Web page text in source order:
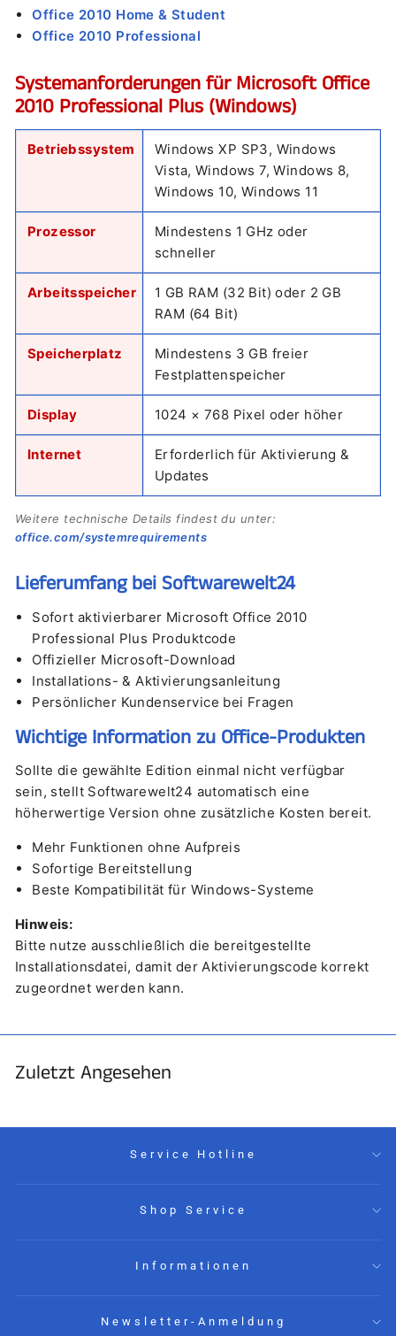
Office 2010 Home & Student
Office 2010 Professional
Systemanforderungen für Microsoft Office
2010 Professional Plus (Windows)
Betriebssystem
Windows XP SP3, Windows
Vista, Windows 7, Windows 8,
Windows 10, Windows 11
Prozessor
Mindestens 1 GHz oder
schneller
Arbeitsspeicher
1 GB RAM (32 Bit) oder 2 GB
RAM (64 Bit)
Speicherplatz
Mindestens 3 GB freier
Festplattenspeicher
Display 1024 × 768 Pixel oder höher
Internet
Erforderlich für Aktivierung &
Updates
Weitere technische Details findest du unter:
office.com/systemrequirements
Lieferumfang bei Softwarewelt24
Sofort aktivierbarer Microsoft Office 2010
Professional Plus Produktcode
Offizieller Microsoft-Download
Installations- & Aktivierungsanleitung
Persönlicher Kundenservice bei Fragen
Wichtige Information zu Office-Produkten
Sollte die gewählte Edition einmal nicht verfügbar
sein, stellt Softwarewelt24 automatisch eine
höherwertige Version ohne zusätzliche Kosten bereit.
Mehr Funktionen ohne Aufpreis
Sofortige Bereitstellung
Beste Kompatibilität für Windows-Systeme
Hinweis:
Bitte nutze ausschließlich die bereitgestellte
Installationsdatei, damit der Aktivierungscode korrekt
zugeordnet werden kann.
Zuletzt Angesehen
Service Hotline
Shop Service
Informationen
Newsletter-Anmeldung